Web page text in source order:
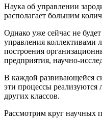
Наука об управлении
располагает большим
Однако уже сейчас не
управления коллективами
построения
предприятия, научно-
В каждой развивающейся
эти процессы
других классов.
Рассмотрим круг научных